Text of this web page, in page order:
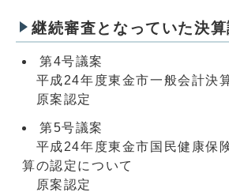
継続審査となっていた決
第4号議案
平成24年度東金市一般会計決
原案認定
第5号議案
平成24年度東金市国民健康保
算の認定について
原案認定